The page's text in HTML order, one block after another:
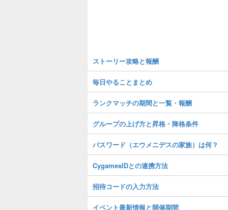
ストーリー攻略と報酬
毎日やることまとめ
ランクマッチの期間と一覧・報酬
グループの上げ方と昇格・降格条件
パスワード（エウメニデスの家族）は何？
CygamesIDとの連携方法
招待コードの入力方法
イベント最新情報と開催期間